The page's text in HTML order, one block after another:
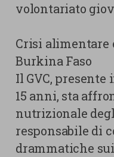
volontariato
Crisi
Burkina Faso
Il GVC,
15 anni, sta
nutrizionale
responsabile di
drammatiche